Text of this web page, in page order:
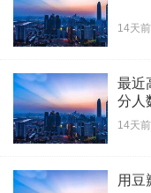
14天前
最近
分人
14天前
用豆